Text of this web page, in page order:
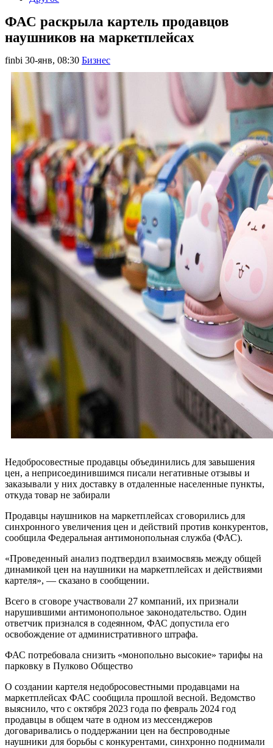
ФАС раскрыла картель продавцов
наушников на маркетплейсах
finbi 30-янв, 08:30 Бизнес
Недобросовестные продавцы объединились для завышения
цен, а неприсоединившимся писали негативные отзывы и
заказывали у них доставку в отдаленные населенные пункты,
откуда товар не забирали
Продавцы наушников на маркетплейсах сговорились для
синхронного увеличения цен и действий против конкурентов,
сообщила Федеральная антимонопольная служба (ФАС).
«Проведенный анализ подтвердил взаимосвязь между общей
динамикой цен на наушники на маркетплейсах и действиями
картеля», — сказано в сообщении.
Всего в сговоре участвовали 27 компаний, их признали
нарушившими антимонопольное законодательство. Один
ответчик признался в содеянном, ФАС допустила его
освобождение от административного штрафа.
ФАС потребовала снизить «монопольно высокие» тарифы на
парковку в Пулково Общество
О создании картеля недобросовестными продавцами на
маркетплейсах ФАС сообщила прошлой весной. Ведомство
выяснило, что с октября 2023 года по февраль 2024 год
продавцы в общем чате в одном из мессенджеров
договаривались о поддержании цен на беспроводные
наушники для борьбы с конкурентами, синхронно поднимали